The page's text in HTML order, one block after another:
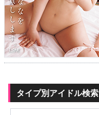
タイプ別アイドル検索